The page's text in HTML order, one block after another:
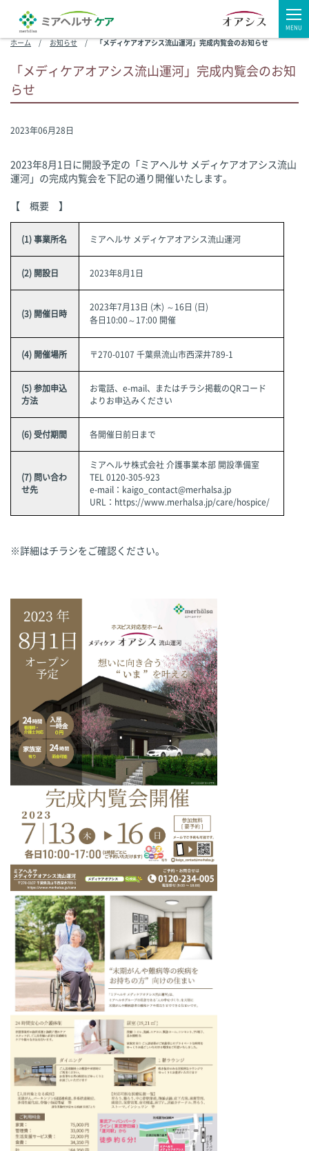
MENU
ホーム お知らせ 「メディケアオアシス流山運河」完成内覧会のお知らせ
「メディケアオアシス流山運河」完成内覧会のお知
らせ
2023年06月28日
2023年8月1日に開設予定の「ミアヘルサ メディケアオアシス流山
運河」の完成内覧会を下記の通り開催いたします。
【 概要 】
(1) 事業所名 ミアヘルサ メディケアオアシス流山運河
(2) 開設日 2023年8月1日
(3) 開催日時
2023年7月13日 (木) ～16日 (日)
各日10:00～17:00 開催
(4) 開催場所 〒270-0107 千葉県流山市西深井789-1
(5) 参加申込
方法
お電話、e-mail、またはチラシ掲載のQRコード
よりお申込みください
(6) 受付期間 各開催日前日まで
(7) 問い合わ
せ先
ミアヘルサ株式会社 介護事業本部 開設準備室
TEL 0120-305-923
e-mail： kaigo_contact@merhalsa.jp
URL： https://www.merhalsa.jp/care/hospice/
※詳細はチラシをご確認ください。